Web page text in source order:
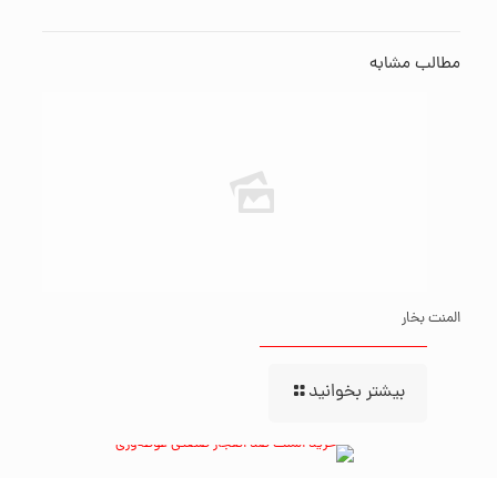
مطالب مشابه
المنت بخار
بیشتر بخوانید